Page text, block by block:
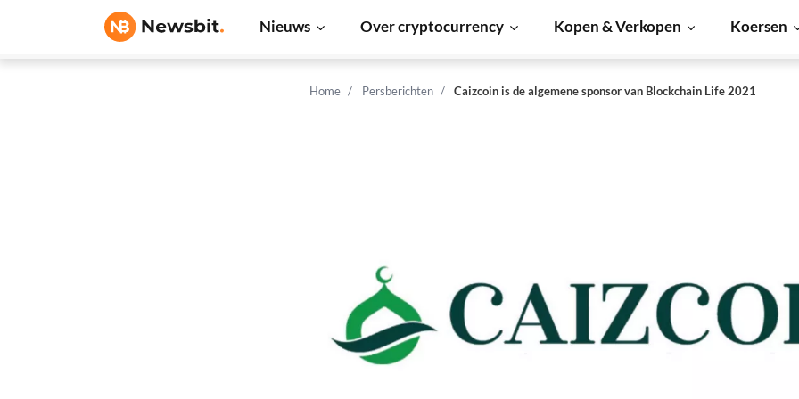
Nieuws Over cryptocurrency Kopen & Verkopen Koersen
Home Persberichten Caizcoin is de algemene sponsor van Blockchain Life 2021